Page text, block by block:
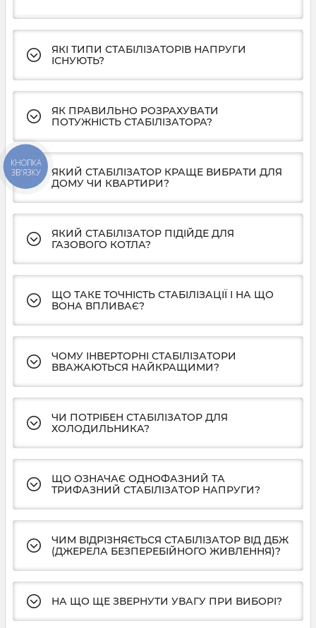
ЯКІ ТИПИ СТАБІЛІЗАТОРІВ НАПРУГИ
ІСНУЮТЬ?
ЯК ПРАВИЛЬНО РОЗРАХУВАТИ
ПОТУЖНІСТЬ СТАБІЛІЗАТОРА?
ЯКИЙ СТАБІЛІЗАТОР КРАЩЕ ВИБРАТИ ДЛЯ
ДОМУ ЧИ КВАРТИРИ?
ЯКИЙ СТАБІЛІЗАТОР ПІДІЙДЕ ДЛЯ
ГАЗОВОГО КОТЛА?
ЩО ТАКЕ ТОЧНІСТЬ СТАБІЛІЗАЦІЇ І НА ЩО
ВОНА ВПЛИВАЄ?
ЧОМУ ІНВЕРТОРНІ СТАБІЛІЗАТОРИ
ВВАЖАЮТЬСЯ НАЙКРАЩИМИ?
ЧИ ПОТРІБЕН СТАБІЛІЗАТОР ДЛЯ
ХОЛОДИЛЬНИКА?
ЩО ОЗНАЧАЄ ОДНОФАЗНИЙ ТА
ТРИФАЗНИЙ СТАБІЛІЗАТОР НАПРУГИ?
ЧИМ ВІДРІЗНЯЄТЬСЯ СТАБІЛІЗАТОР ВІД ДБЖ
(ДЖЕРЕЛА БЕЗПЕРЕБІЙНОГО ЖИВЛЕННЯ)?
НА ЩО ЩЕ ЗВЕРНУТИ УВАГУ ПРИ ВИБОРІ?
КНОПКА
ЗВ'ЯЗКУ